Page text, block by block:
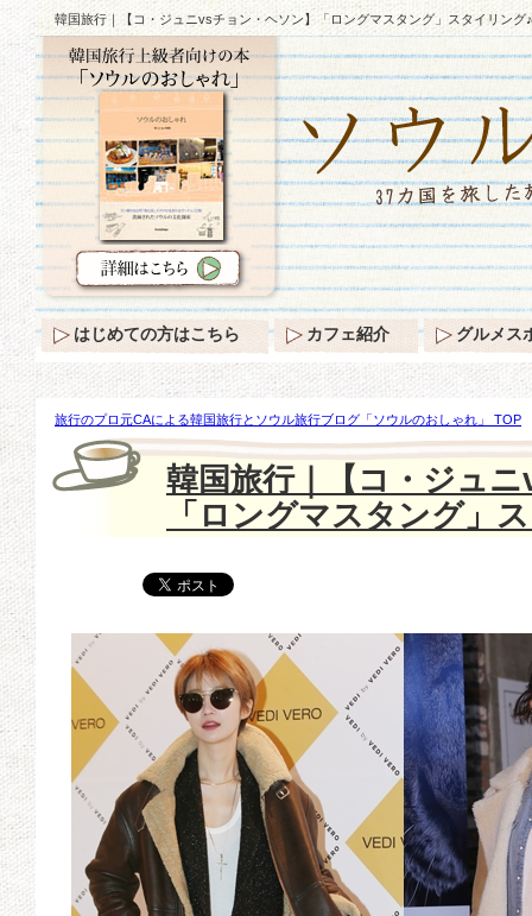
韓国旅行｜【コ・ジュニvsチョン・ヘソン】「ロングマスタング」スタイリング♪
旅行のプロ元CAによる韓国旅行とソウル旅行ブログ「ソウルのおしゃれ」 TOP
ュニvsチョン・ヘソン】「ロングマスタング」スタイリング♪
韓国旅行｜【コ・ジュ
「ロングマスタング」
はじめての方はこちら カフェ紹介 グルメス